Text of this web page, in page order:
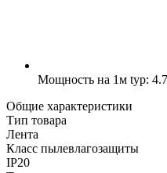
Мощность на 1м typ:
Общие характеристики
Тип товара
Лента
Класс пылевлагозащиты
IP20